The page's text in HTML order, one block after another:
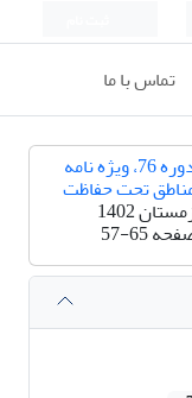
تماس با ما
دوره 76، ویژه نامه
تحت حفاظت
1402
57-65